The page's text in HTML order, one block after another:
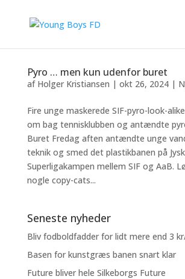
Pyro … men kun udenfor buret
af Holger Kristiansen | okt 26, 2024|
Fire unge maskerede SIF-pyro-look-
om bag tennisklubben og antændte
Buret Fredag aften antændte unge
teknik og smed det plastikbanen på
Superligakampen mellem SIF og AaB.
nogle copy-cats...
Seneste nyheder
Bliv fodboldfadder for lidt mere end 3
Basen for kunstgræs banen snart klar
Future bliver hele Silkeborgs Future